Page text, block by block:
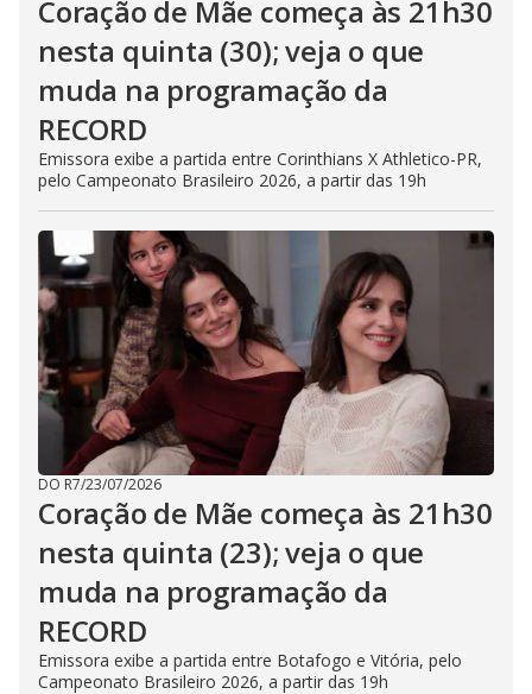
Coração de Mãe começa às 21h30
nesta quinta (30); veja o que
muda na programação da
RECORD
Emissora exibe a partida entre Corinthians X Athletico-PR,
pelo Campeonato Brasileiro 2026, a partir das 19h
DO R7/23/07/2026
Coração de Mãe começa às 21h30
nesta quinta (23); veja o que
muda na programação da
RECORD
Emissora exibe a partida entre Botafogo e Vitória, pelo
Campeonato Brasileiro 2026, a partir das 19h